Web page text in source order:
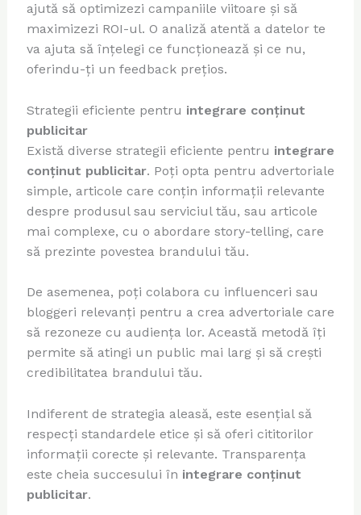
ajută să optimizezi campaniile viitoare și să
maximizezi ROI-ul. O analiză atentă a datelor te
va ajuta să înțelegi ce funcționează și ce nu,
oferindu-ți un feedback prețios.
Strategii eficiente pentru integrare conținut
publicitar
Există diverse strategii eficiente pentru integrare
conținut publicitar. Poți opta pentru advertoriale
simple, articole care conțin informații relevante
despre produsul sau serviciul tău, sau articole
mai complexe, cu o abordare story-telling, care
să prezinte povestea brandului tău.
De asemenea, poți colabora cu influenceri sau
bloggeri relevanți pentru a crea advertoriale care
să rezoneze cu audiența lor. Această metodă îți
permite să atingi un public mai larg și să crești
credibilitatea brandului tău.
Indiferent de strategia aleasă, este esențial să
respecți standardele etice și să oferi cititorilor
informații corecte și relevante. Transparența
este cheia succesului în integrare conținut
publicitar.